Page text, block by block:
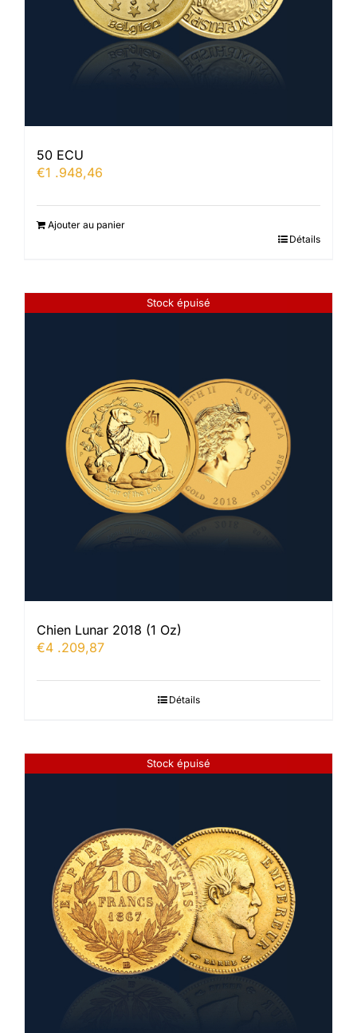
50 ECU
€1 .948,46
Ajouter au panier
Détails
Stock épuisé
Chien Lunar 2018 (1 Oz)
€4 .209,87
Détails
Stock épuisé